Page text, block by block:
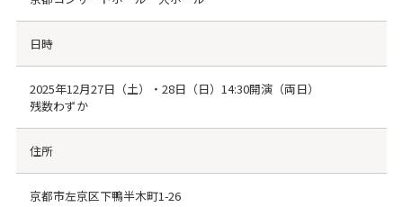
日時
2025年12月27日（土）・28日（日）14:30開演（両日）
残数わずか
住所
京都市左京区下鴨半木町1-26